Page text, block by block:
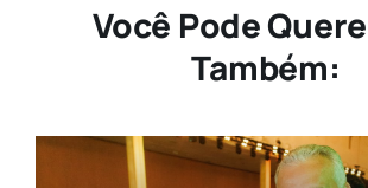
Você Pode
Também: